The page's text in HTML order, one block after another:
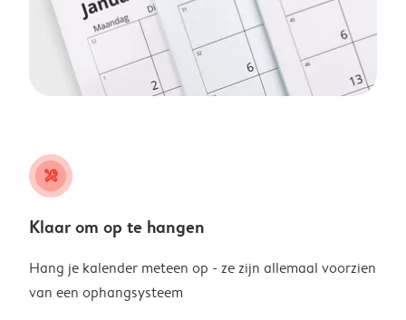
tools
Klaar om op te hangen
Hang je kalender meteen op - ze zijn allemaal voorzien
van een ophangsysteem